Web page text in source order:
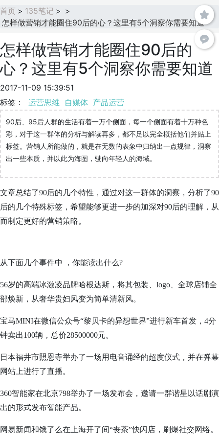
首页 > 135笔记 > >
怎样做营销才能圈住90后的心？这里有5个洞察你需要知道
怎样做营销才能圈住90后的
心？这里有5个洞察你需要知道
2017-11-09 15:39:51
标签： 运营思维 自媒体 产品运营
90后、95后人群的生活有着一万个侧面，每一个侧面有着十万种色
彩，对于这一群体的分析与解读再多，都不足以完全概括他们并贴上
标签。营销人所能做的，就是在无数的表象中归纳出一点规律，洞察
出一些本质，并以此为海图，驶向年轻人的海域。
文章总结了90后的几个特性，通过对这一群体的洞察，分析了90
后的几个特殊标签，希望能够更进一步的加深对90后的理解，从
而制定更好的营销策略。
从下面几个事件中 ，你能读出什么?
56岁的高端冰激凌品牌哈根达斯，将其包装、logo、全球店铺全
部焕新，从奢华贵妇风变为简单清新风。
宝马MINI在微信公众号“黎贝卡的异想世界”进行新车首发，4分
钟卖出100辆，总价28500000元。
日本福井市照恩寺举办了一场用电音诵经的超度仪式，并在弹幕
网站上进行了直播。
360智能家在北京798举办了一场发布会，邀请一群谐星以话剧演
出的形式发布智能产品。
网易新闻和饿了么在上海开了间“丧茶”快闪店，刷爆社交网络。